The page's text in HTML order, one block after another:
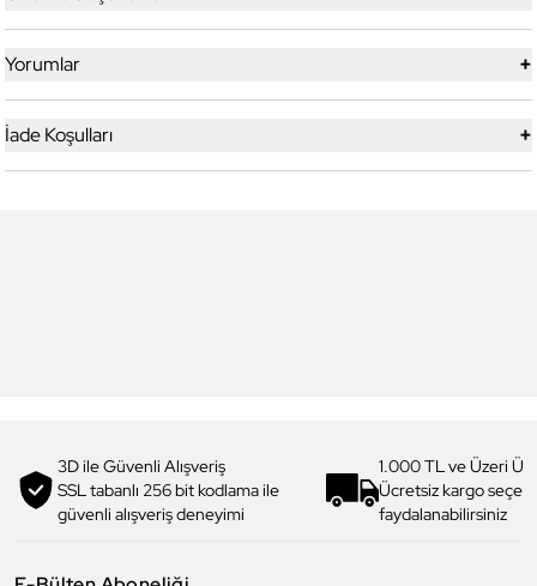
Yorumlar +
İade Koşulları +
3D ile Güvenli Alışveriş
SSL tabanlı 256 bit kodlama ile
güvenli alışveriş deneyimi
1.000 TL ve Üzeri
Ücretsiz kargo
faydalanabilirsiniz